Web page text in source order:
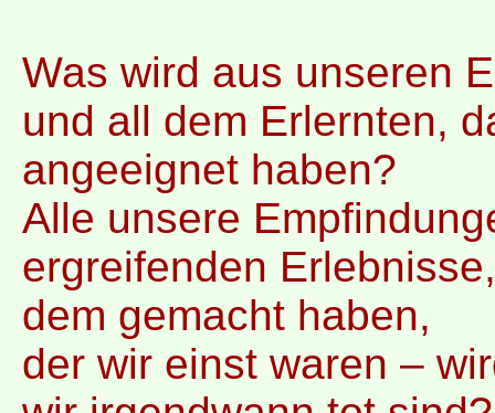
Was wird aus unseren
und all dem Erlernten,
angeeignet haben?
Alle unsere
ergreifenden
dem gemacht haben,
der wir einst waren –